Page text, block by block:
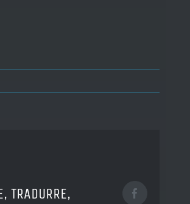
TRADURRE,
Facebook